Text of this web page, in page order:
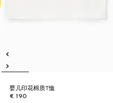
婴儿印花棉质T恤
€ 190